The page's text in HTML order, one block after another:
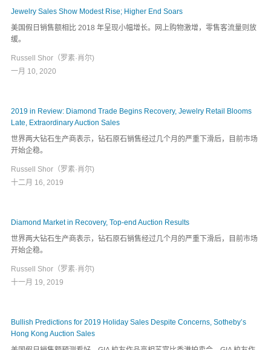
Jewelry Sales Show Modest Rise; Higher End Soars
美国假日销售额相比 2018 年呈现小幅增长。网上购物激增，零售客流量则放
缓。
Russell Shor（罗素·肖尔)
一月 10, 2020
2019 in Review: Diamond Trade Begins Recovery, Jewelry Retail Blooms
Late, Extraordinary Auction Sales
世界两大钻石生产商表示，钻石原石销售经过几个月的严重下滑后，目前市场
开始企稳。
Russell Shor（罗素·肖尔)
十二月 16, 2019
Diamond Market in Recovery, Top-end Auction Results
世界两大钻石生产商表示，钻石原石销售经过几个月的严重下滑后，目前市场
开始企稳。
Russell Shor（罗素·肖尔)
十一月 19, 2019
Bullish Predictions for 2019 Holiday Sales Despite Concerns, Sotheby’s
Hong Kong Auction Sales